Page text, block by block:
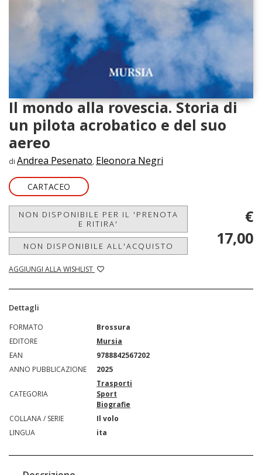
Il mondo alla rovescia. Storia di
un pilota acrobatico e del suo
aereo
di Andrea Pesenato, Eleonora Negri
CARTACEO
NON DISPONIBILE PER IL 'PRENOTA
E RITIRA'
NON DISPONIBILE ALL'ACQUISTO
AGGIUNGI ALLA WISHLIST
€
17,00
Dettagli
FORMATO
Brossura
EDITORE
Mursia
EAN
9788842567202
ANNO PUBBLICAZIONE
2025
CATEGORIA
Trasporti
Sport
Biografie
COLLANA / SERIE
Il volo
LINGUA
ita